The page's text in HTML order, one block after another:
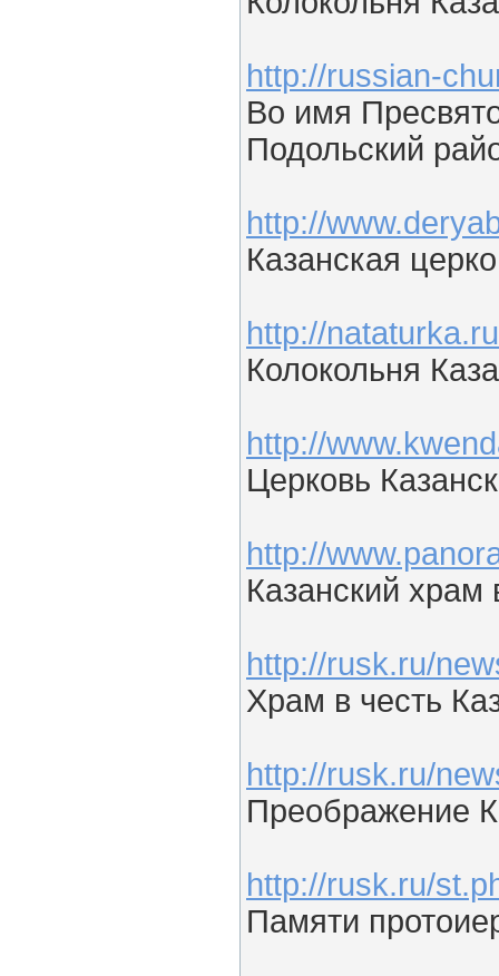
http://russian-
Во имя
Подольский
http://
Казанская
http://
Колокольня
http://
Церковь
http://
Казанский
http://rusk.ru/
Храм в честь
http://rusk.ru/
Преображение
http://rusk.ru/
Памяти